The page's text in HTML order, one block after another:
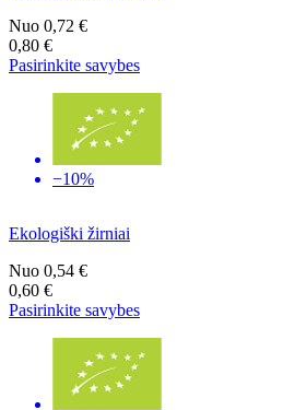
Nuo 0,72 €
0,80 €
Pasirinkite savybes
−10%
Ekologiški žirniai
Nuo 0,54 €
0,60 €
Pasirinkite savybes